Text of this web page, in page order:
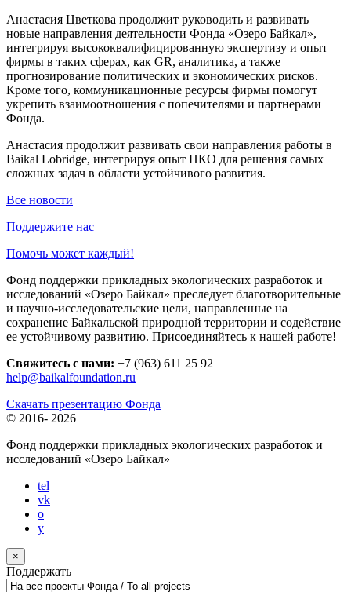
Анастасия Цветкова продолжит руководить и развивать
новые направления деятельности Фонда «Озеро Байкал»,
интегрируя высококвалифицированную экспертизу и опыт
фирмы в таких сферах, как GR, аналитика, а также
прогнозирование политических и экономических рисков.
Кроме того, коммуникационные ресурсы фирмы помогут
укрепить взаимоотношения с попечителями и партнерами
Фонда.
Анастасия продолжит развивать свои направления работы в
Baikal Lobridge, интегрируя опыт НКО для решения самых
сложных задач в области устойчивого развития.
Все новости
Поддержите нас
Помочь может каждый!
Фонд поддержки прикладных экологических разработок и
исследований «Озеро Байкал» преследует благотворительные
и научно-исследовательские цели, направленные на
сохранение Байкальской природной территории и содействие
ее устойчивому развитию. Присоединяйтесь к нашей работе!
Свяжитесь с нами: +7 (963) 611 25 92
help@baikalfoundation.ru
Скачать презентацию Фонда
© 2016- 2026
Фонд поддержки прикладных экологических разработок и
исследований «Озеро Байкал»
tel
vk
o
y
×
Поддержать